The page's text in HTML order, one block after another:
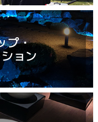
プ・
ョン